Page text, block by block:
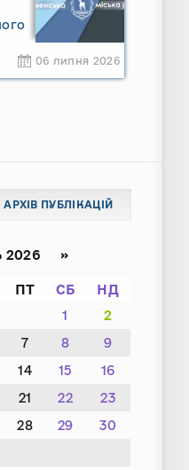
06 липня 2026
АРХІВ ПУБЛІКАЦІЙ
»
ПТ СБ
НД
1
2
7 8
9
14 15
16
21 22
23
28 29
30